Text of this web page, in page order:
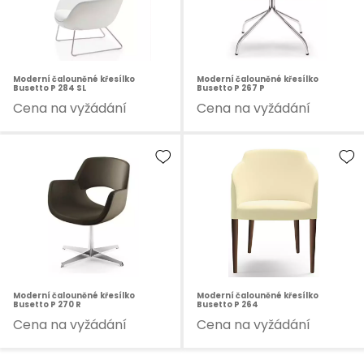
Moderní čalouněné křesílko
Busetto P 284 SL
Cena na vyžádání
Moderní čalouněné křesílko
Busetto P 267 P
Cena na vyžádání
Moderní čalouněné křesílko
Busetto P 270 R
Cena na vyžádání
Moderní čalouněné křesílko
Busetto P 264
Cena na vyžádání